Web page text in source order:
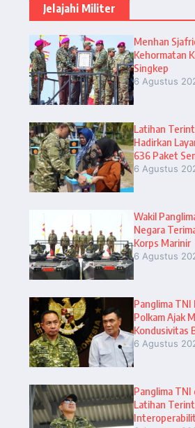
Jelajahi Militer
Menhan
Kehormatan
Singkep
6 Agustus
Latihan
Hadirkan
636 Paket
6 Agustus
Wakil
Negara
Korps Marinir
6 Agustus
Panglima TNI
Polkam Ajak
Kondusivitas
6 Agustus
Panglima
Latihan